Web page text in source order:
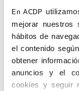
En ACDP
mejorar nuestros
hábitos de
el contenido
obtener
anuncios y el
cookies y seguir
Madrid